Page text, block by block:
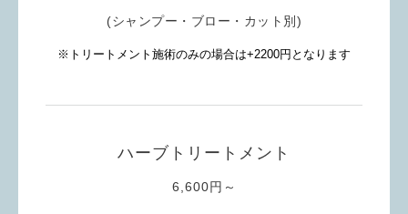
(シャンプー・ブロー・カット別)
※トリートメント施術のみの場合は+2200円となります
ハーブトリートメント
6,600円～